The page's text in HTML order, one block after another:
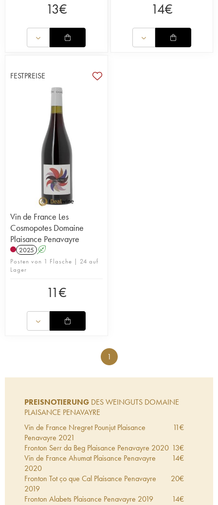
13€ 14€
FESTPREISE
Vin de France Les
Cosmopotes Domaine
Plaisance Penavayre
2025 A
Posten von 1 Flasche | 24 auf
Lager
11€
1
PREISNOTIERUNG DES WEINGUTS DOMAINE
PLAISANCE PENAVAYRE
Vin de France Nregret Pounjut Plaisance
Penavayre 2021
11€
Fronton Serr da Beg Plaisance Penavayre 2020 13€
Vin de France Ahumat Plaisance Penavayre
2020
14€
Fronton Tot ço que Cal Plaisance Penavayre
2019
20€
Fronton Alabets Plaisance Penavayre 2019 14€